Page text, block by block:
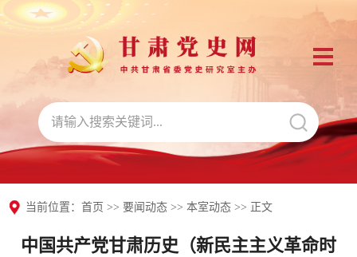
当前位置： 首页 >> 要闻动态 >> 本室动态 >> 正文
中国共产党甘肃历史（新民主主义革命时